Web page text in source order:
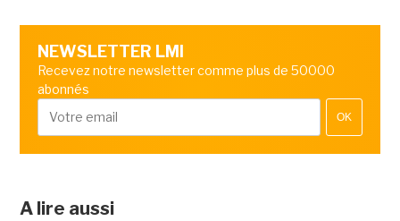
NEWSLETTER LMI
Recevez notre newsletter comme plus de 50000
abonnés
OK
A lire aussi